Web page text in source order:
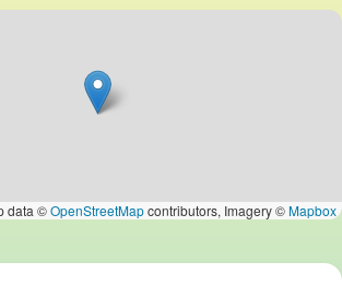
data ©OpenStreetMapcontributors, Imagery ©Mapbox